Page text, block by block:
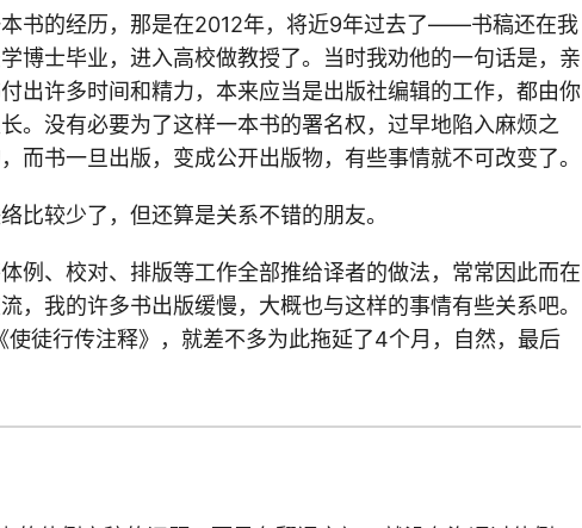
书的经历，那是在2012年，将近9年过去了——书稿还在我
博士毕业，进入高校做教授了。当时我劝他的一句话是，亲
出许多时间和精力，本来应当是出版社编辑的工作，都由你
。没有必要为了这样一本书的署名权，过早地陷入麻烦之
而书一旦出版，变成公开出版物，有些事情就不可改变了。
比较少了，但还算是关系不错的朋友。
例、校对、排版等工作全部推给译者的做法，常常因此而在
，我的许多书出版缓慢，大概也与这样的事情有些关系吧。
使徒行传注释》，就差不多为此拖延了4个月，自然，最后